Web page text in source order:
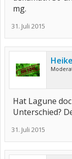
mg.
31. Juli 2015
Hat Lagune
Unterschied?
31. Juli 2015